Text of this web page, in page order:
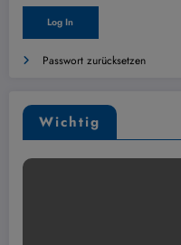
Passwort zurücksetzen
Wichtig